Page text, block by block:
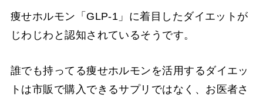
痩せホルモン「GLP-1」に着目したダイエットが
じわじわと認知されているそうです。
誰でも持ってる痩せホルモンを活用するダイエッ
トは市販で購入できるサプリではなく、お医者さ